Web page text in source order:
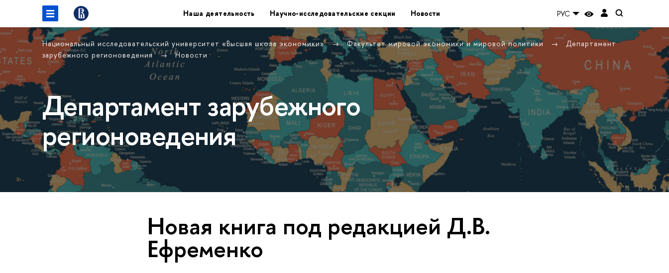
Наша деятельность Научно-исследовательские секции Новости РУС
Национальный исследовательский университет «Высшая школа экономики» Факультет мировой экономики и мировой политики
Департамент
зарубежного регионоведения
Новости
Департамент зарубежного
регионоведения
Новая книга под редакцией Д.В.
Ефременко